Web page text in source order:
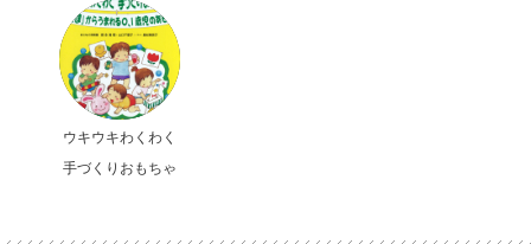
ウキウキわくわく
手づくりおもちゃ